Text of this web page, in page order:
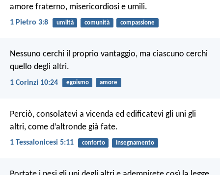
amore fraterno, misericordiosi e umili.
1 Pietro 3:8 umiltà comunità compassione
Nessuno cerchi il proprio vantaggio, ma ciascuno cerchi
quello degli altri.
1 Corinzi 10:24 egoismo amore
Perciò, consolatevi a vicenda ed edificatevi gli uni gli
altri, come d’altronde già fate.
1 Tessalonicesi 5:11 conforto insegnamento